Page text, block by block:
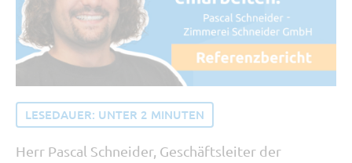
LESEDAUER: UNTER 2 MINUTEN
Herr Pascal Schneider, Geschäftsleiter der